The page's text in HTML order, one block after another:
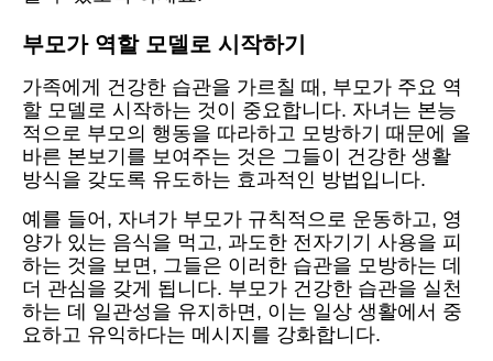
부모가 역할 모델로 시작하기
가족에게 건강한 습관을 가르칠 때, 부모가 주요 역
할 모델로 시작하는 것이 중요합니다. 자녀는 본능
적으로 부모의 행동을 따라하고 모방하기 때문에 올
바른 본보기를 보여주는 것은 그들이 건강한 생활
방식을 갖도록 유도하는 효과적인 방법입니다.
예를 들어, 자녀가 부모가 규칙적으로 운동하고, 영
양가 있는 음식을 먹고, 과도한 전자기기 사용을 피
하는 것을 보면, 그들은 이러한 습관을 모방하는 데
더 관심을 갖게 됩니다. 부모가 건강한 습관을 실천
하는 데 일관성을 유지하면, 이는 일상 생활에서 중
요하고 유익하다는 메시지를 강화합니다.